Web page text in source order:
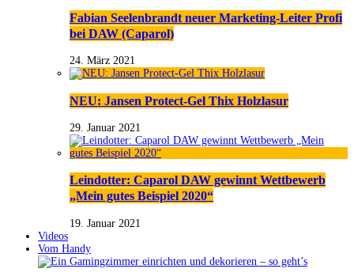
Fabian Seelenbrandt neuer Marketing-Leiter Profi
bei DAW (Caparol)
24. März 2021
NEU: Jansen Protect-Gel Thix Holzlasur
29. Januar 2021
Leindotter: Caparol DAW gewinnt Wettbewerb
„Mein gutes Beispiel 2020“
19. Januar 2021
Videos
Vom Handy